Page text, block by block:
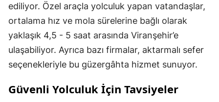
ediliyor. Özel araçla yolculuk yapan vatandaşlar,
ortalama hız ve mola sürelerine bağlı olarak
yaklaşık 4,5 - 5 saat arasında Viranşehir’e
ulaşabiliyor. Ayrıca bazı firmalar, aktarmalı sefer
seçenekleriyle bu güzergâhta hizmet sunuyor.
Güvenli Yolculuk İçin Tavsiyeler